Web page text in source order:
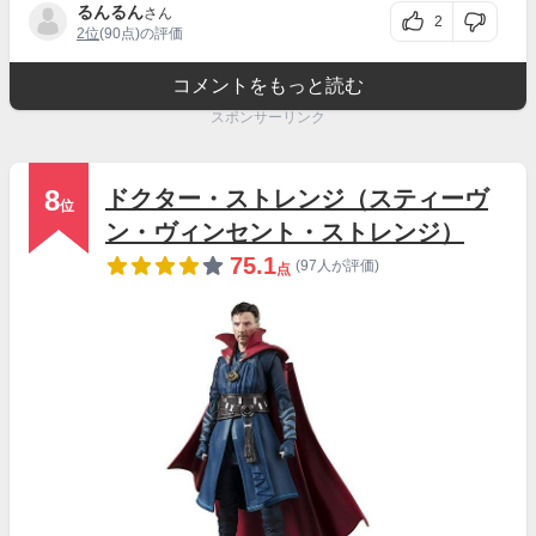
るんるんさん
2位(90点)の評価
2
コメントをもっと読む
スポンサーリンク
8位
ドクター・ストレンジ（スティーヴ
ン・ヴィンセント・ストレンジ）
75.1点 (97人が評価)